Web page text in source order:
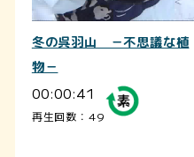
冬の呉羽山 －不思議な植
物－
00:00:41
再生回数：49